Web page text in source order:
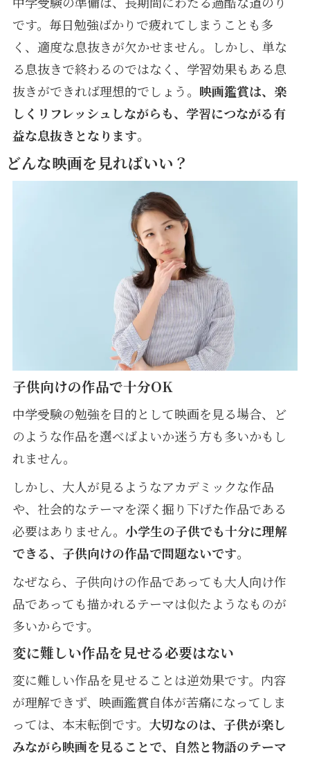
です。毎日勉強ばかりで疲れてしまうことも多
く、適度な息抜きが欠かせません。しかし、単な
る息抜きで終わるのではなく、学習効果もある息
抜きができれば理想的でしょう。 映画鑑賞は、楽
しくリフレッシュしながらも、学習につながる有
益な息抜きとなります。
どんな映画を見ればいい？
子供向けの作品で十分OK
中学受験の勉強を目的として映画を見る場合、ど
のような作品を選べばよいか迷う方も多いかもし
れません。
しかし、大人が見るようなアカデミックな作品
や、社会的なテーマを深く掘り下げた作品である
必要はありません。 小学生の子供でも十分に理解
できる、子供向けの作品で問題ないです。
なぜなら、子供向けの作品であっても大人向け作
品であっても描かれるテーマは似たようなものが
多いからです。
変に難しい作品を見せる必要はない
変に難しい作品を見せることは逆効果です。内容
が理解できず、映画鑑賞自体が苦痛になってしま
っては、本末転倒です。 大切なのは、子供が楽し
みながら映画を見ることで、自然と物語のテーマ